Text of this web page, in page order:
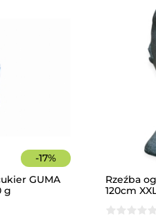
-17%
GUMA
g
Rzeźba
120cm